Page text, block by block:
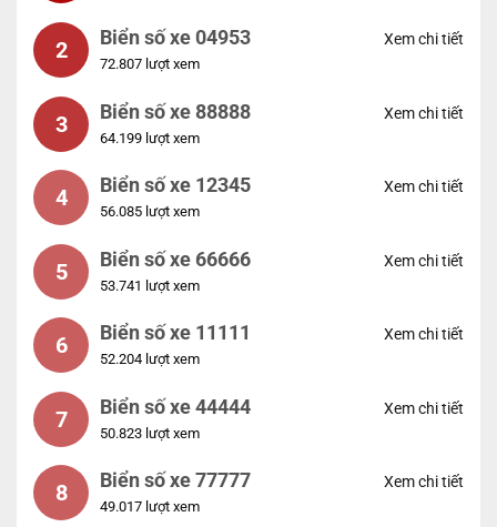
2 Biển số xe 04953
72.807 lượt xem
Xem chi tiết
3 Biển số xe 88888
64.199 lượt xem
Xem chi tiết
4 Biển số xe 12345
56.085 lượt xem
Xem chi tiết
5 Biển số xe 66666
53.741 lượt xem
Xem chi tiết
6 Biển số xe 11111
52.204 lượt xem
Xem chi tiết
7 Biển số xe 44444
50.823 lượt xem
Xem chi tiết
8 Biển số xe 77777
49.017 lượt xem
Xem chi tiết